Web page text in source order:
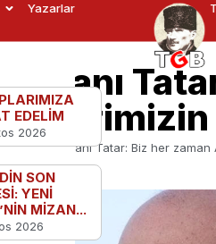
Yazarlar
KKTC Başbakanı Tatar: Biz her
EDELİM
2026
SON
YENİ
MİZAN...
2026